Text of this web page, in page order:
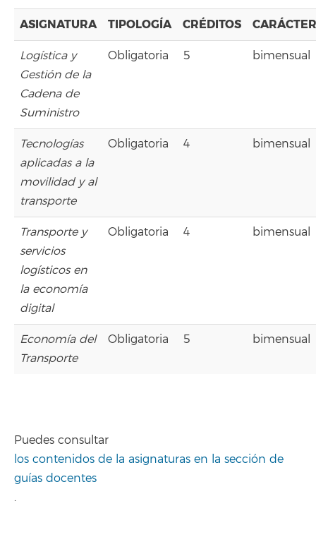
ASIGNATURA TIPOLOGÍA CRÉDITOS CARÁCTER
Logística y
Gestión de la
Cadena de
Suministro
Obligatoria 5 bimensual
Tecnologías
aplicadas a la
movilidad y al
transporte
Obligatoria 4 bimensual
Transporte y
servicios
logísticos en
la economía
digital
Obligatoria 4 bimensual
Economía del
Transporte
Obligatoria 5 bimensual
Puedes consultar
los contenidos de la asignaturas en la sección de
guías docentes
.